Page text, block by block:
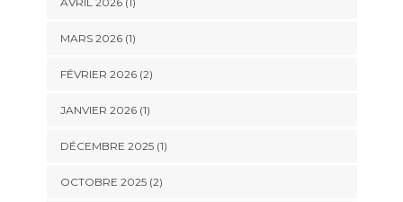
MARS 2026(1)
FÉVRIER 2026(2)
JANVIER 2026(1)
DÉCEMBRE 2025(1)
OCTOBRE 2025(2)